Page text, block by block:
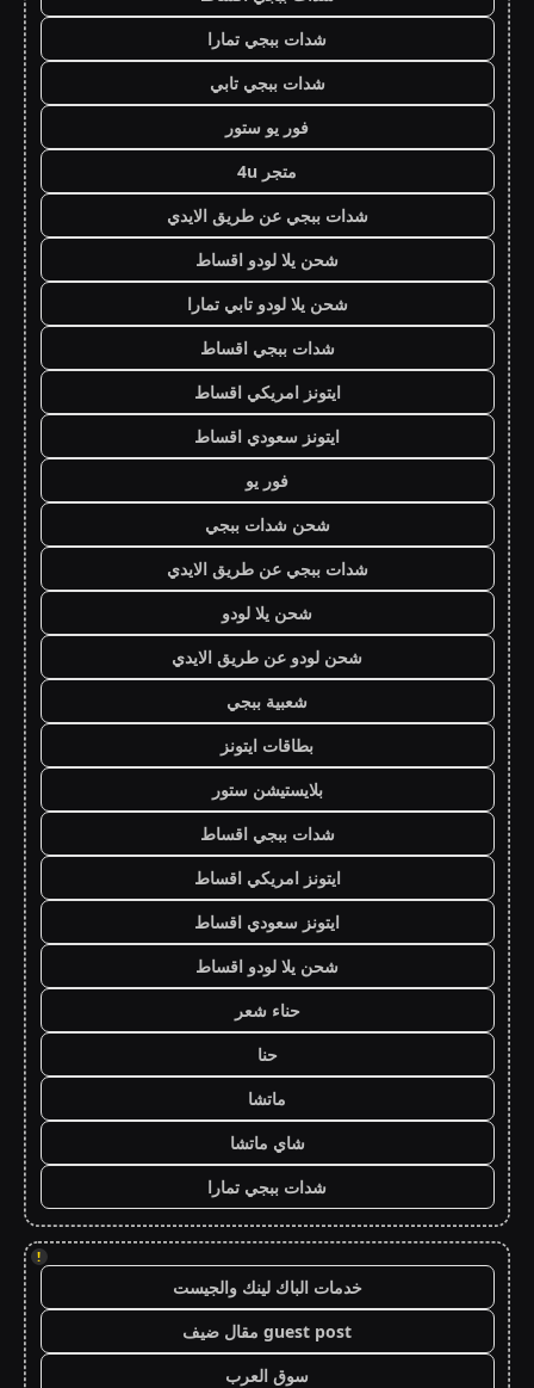
شدات ببجي تمارا
شدات ببجي تابي
فور يو ستور
متجر 4u
شدات ببجي عن طريق الايدي
شحن يلا لودو اقساط
شحن يلا لودو تابي تمارا
شدات ببجي اقساط
ايتونز امريكي اقساط
ايتونز سعودي اقساط
فور يو
شحن شدات ببجي
شدات ببجي عن طريق الايدي
شحن يلا لودو
شحن لودو عن طريق الايدي
شعبية ببجي
بطاقات ايتونز
بلايستيشن ستور
شدات ببجي اقساط
ايتونز امريكي اقساط
ايتونز سعودي اقساط
شحن يلا لودو اقساط
حناء شعر
حنا
ماتشا
شاي ماتشا
شدات ببجي تمارا
!
خدمات الباك لينك والجيست
guest post مقال ضيف
سوق العرب